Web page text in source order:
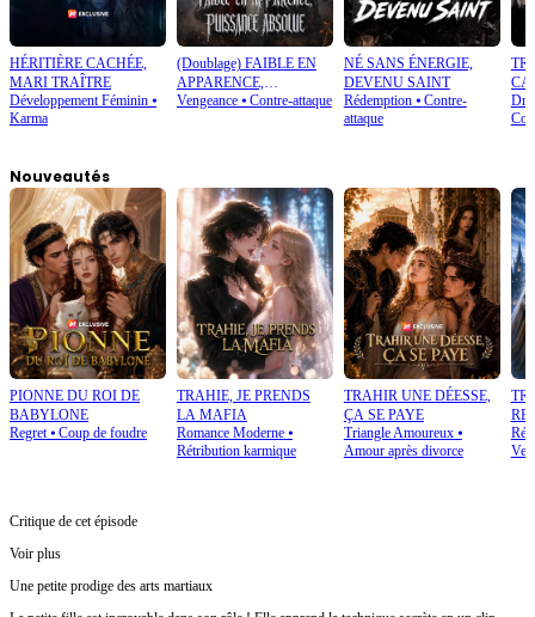
HÉRITIÈRE CACHÉE,
MARI TRAÎTRE
Développement Féminin ⦁
Karma
(Doublage) FAIBLE EN
APPARENCE,
PUISSANCE ABSOLUE
Vengeance⦁ Contre-attaque
NÉ SANS ÉNERGIE,
DEVENU SAINT
Rédemption⦁ Contre-
attaque
Nouveautés
PIONNE DU ROI DE
BABYLONE
Regret⦁ Coup de foudre
TRAHIE, JE PRENDS
LA MAFIA
Romance Moderne⦁
Rétribution karmique
TRAHIR UNE DÉESSE,
ÇA SE PAYE
Triangle Amoureux⦁
Amour après divorce
Critique de cet épisode
Voir plus
Une petite prodige des arts martiaux